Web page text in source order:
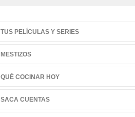
TUS PELÍCULAS Y SERIES
MESTIZOS
QUÉ COCINAR HOY
SACA CUENTAS